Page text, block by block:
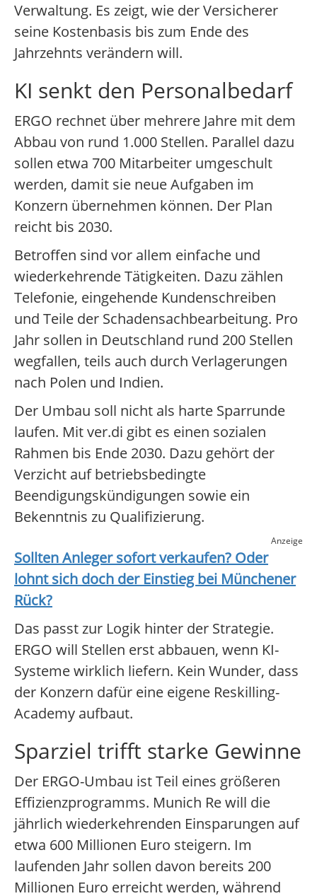
Verwaltung. Es zeigt, wie der Versicherer
seine Kostenbasis bis zum Ende des
Jahrzehnts verändern will.
KI senkt den Personalbedarf
ERGO rechnet über mehrere Jahre mit dem
Abbau von rund 1.000 Stellen. Parallel dazu
sollen etwa 700 Mitarbeiter umgeschult
werden, damit sie neue Aufgaben im
Konzern übernehmen können. Der Plan
reicht bis 2030.
Betroffen sind vor allem einfache und
wiederkehrende Tätigkeiten. Dazu zählen
Telefonie, eingehende Kundenschreiben
und Teile der Schadensachbearbeitung. Pro
Jahr sollen in Deutschland rund 200 Stellen
wegfallen, teils auch durch Verlagerungen
nach Polen und Indien.
Der Umbau soll nicht als harte Sparrunde
laufen. Mit ver.di gibt es einen sozialen
Rahmen bis Ende 2030. Dazu gehört der
Verzicht auf betriebsbedingte
Beendigungskündigungen sowie ein
Bekenntnis zu Qualifizierung.
Anzeige
Sollten Anleger sofort verkaufen? Oder
lohnt sich doch der Einstieg bei Münchener
Rück?
Das passt zur Logik hinter der Strategie.
ERGO will Stellen erst abbauen, wenn KI-
Systeme wirklich liefern. Kein Wunder, dass
der Konzern dafür eine eigene Reskilling-
Academy aufbaut.
Sparziel trifft starke Gewinne
Der ERGO-Umbau ist Teil eines größeren
Effizienzprogramms. Munich Re will die
jährlich wiederkehrenden Einsparungen auf
etwa 600 Millionen Euro steigern. Im
laufenden Jahr sollen davon bereits 200
Millionen Euro erreicht werden, während